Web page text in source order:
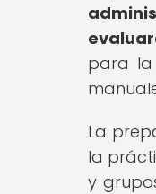
para la
La
la
y